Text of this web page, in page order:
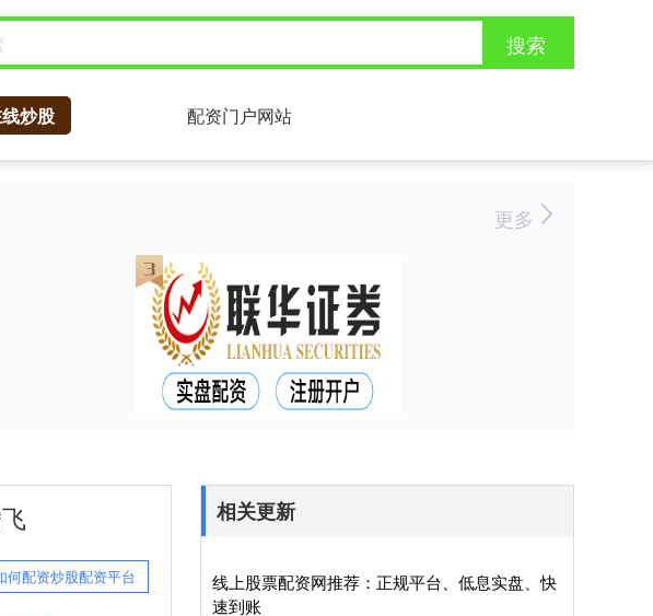
搜索
炒股 配资门户网站
更多
何配资炒股配资平台
相关更新
线上股票配资网推荐：正规平台、低息实盘、快
速到账